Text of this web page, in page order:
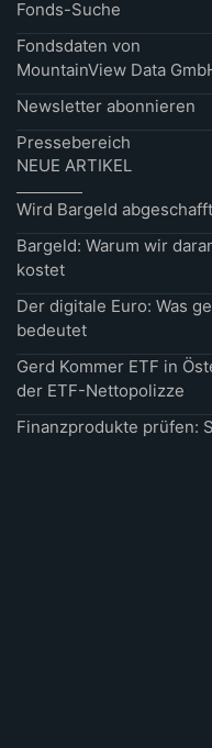
Fonds-Suche
Fondsdaten von
MountainView Data
Newsletter abonnieren
Pressebereich
NEUE ARTIKEL
Wird Bargeld
Bargeld: Warum wir
kostet
Der digitale Euro: Was
bedeutet
Gerd Kommer ETF in
der ETF-Nettopolizze
Finanzprodukte prüfen: